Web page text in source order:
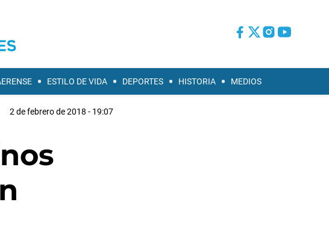
ESTILO DE VIDA DEPORTES HISTORIA MEDIOS
2 de febrero de 2018 - 19:07